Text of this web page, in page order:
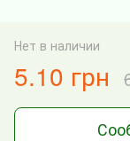
Нет в наличии
5.10 грн